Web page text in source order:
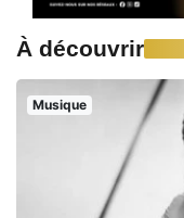
À découvrir
Musique